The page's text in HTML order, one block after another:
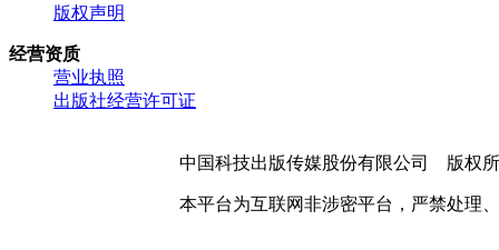
版权声明
经营资质
营业执照
出版社经营许可证
中国科技出版传媒股份有限公司 版权
本平台为互联网非涉密平台，严禁处理